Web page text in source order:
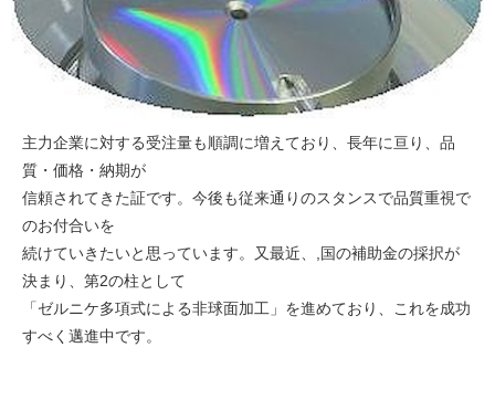
主力企業に対する受注量も順調に増えており、長年に亘り、品
質・価格・納期が
信頼されてきた証です。今後も従来通りのスタンスで品質重視で
のお付合いを
続けていきたいと思っています。又最近、,国の補助金の採択が
決まり、第2の柱として
「ゼルニケ多項式による非球面加工」を進めており、これを成功
すべく邁進中です。